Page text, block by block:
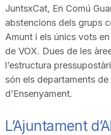
JuntsxCat, En Comú
abstencions dels grups
Amunt i els únics vots
de VOX. Dues de les
l’estructura
són els departaments
d’Ensenyament.
L’Ajuntament